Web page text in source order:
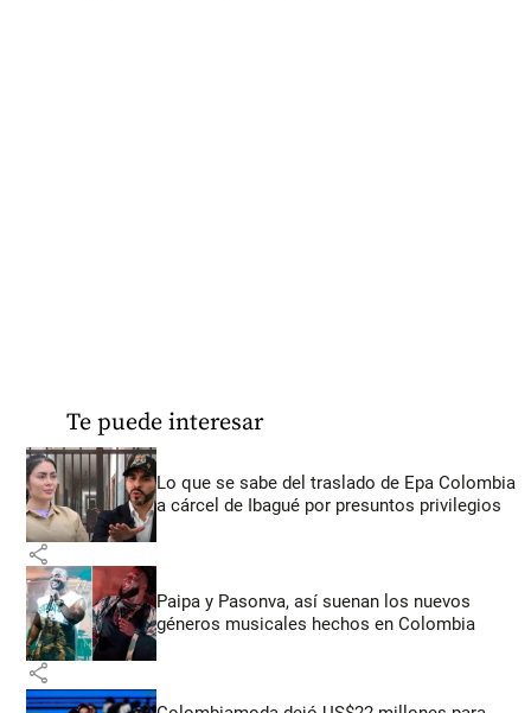
Te puede interesar
Lo que se sabe del traslado de Epa Colombia
a cárcel de Ibagué por presuntos privilegios
share
Paipa y Pasonva, así suenan los nuevos
géneros musicales hechos en Colombia
share